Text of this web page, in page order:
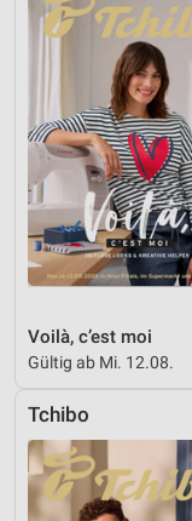
Voilà, c’est moi
Gültig ab Mi. 12.08.
Tchibo
Entwicklung und
Verwendung
IAB-Besonderheiten:
Verwendung
Geräte anhand
Informationen
Nicht-IAB-
Notwendig
Performance
Funktional
Werbung